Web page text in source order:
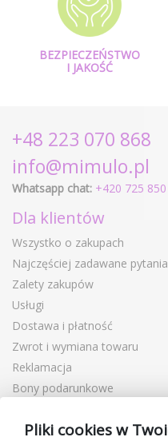
BEZPIECZEŃSTWO
I JAKOŚĆ
+48 223 070 868
info@mimulo.pl
Whatsapp chat: +420 725 850
Dla klientów
Wszystko o zakupach
Najczęściej zadawane pytania
Zalety zakupów
Usługi
Dostawa i płatność
Zwrot i wymiana towaru
Reklamacja
Bony podarunkowe
Blog
Pliki cookies w